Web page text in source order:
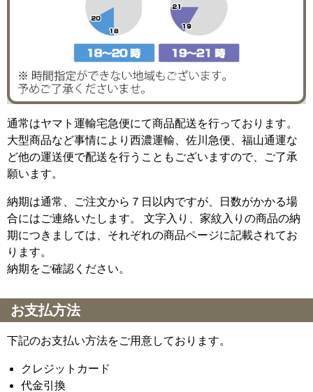
通常はヤマト運輸宅急便にて商品配送を行っております。
大型商品など事情により西濃運輸、佐川急便、福山通運な
ど他の運送便で配送を行うこともございますので、ご了承
願います。
納期は通常、ご注文から７日以内ですが、日数がかかる場
合にはご連絡いたします。 文字入り、家紋入りの商品の納
期につきましては、それぞれの商品ページに記載されてお
ります。
納期をご確認ください。
お支払方法
下記のお支払い方法をご用意しております。
クレジットカード
代金引換